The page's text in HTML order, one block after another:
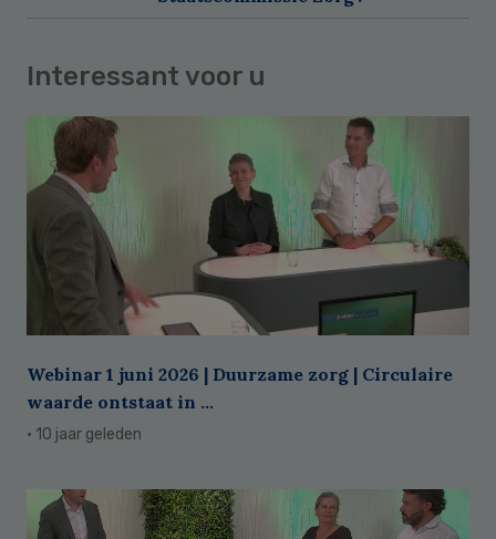
Interessant voor u
Webinar 1 juni 2026 | Duurzame zorg | Circulaire
waarde ontstaat in ...
· 10 jaar geleden